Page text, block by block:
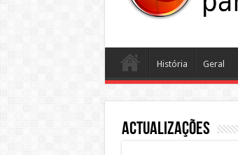
História Geral
Actualizações